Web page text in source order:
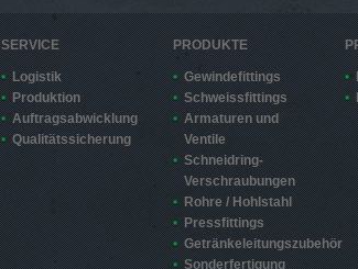
SERVICE
Logistik
Produktion
Auftragsabwicklung
Qualitätssicherung
PRODUKTE
Gewindefittings
Schweissfittings
Armaturen und
Ventile
Schneidring-
Verschraubungen
Rohre / Hohlstahl
Pressfittings
Getränkeleitungszubehör
Sonderfertigung